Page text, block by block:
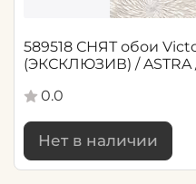
589518 СНЯТ обои
(ЭКСКЛЮЗИВ) / ASTRA
0.0
Нет в наличии